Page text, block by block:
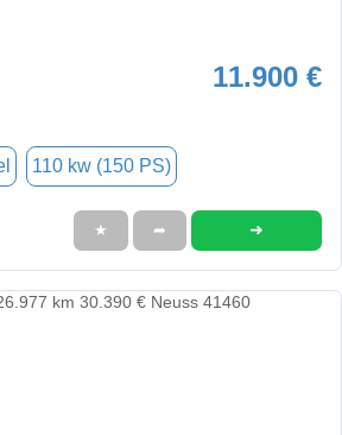
11.900 €
110 kw (150 PS)
★ ➦ ➜